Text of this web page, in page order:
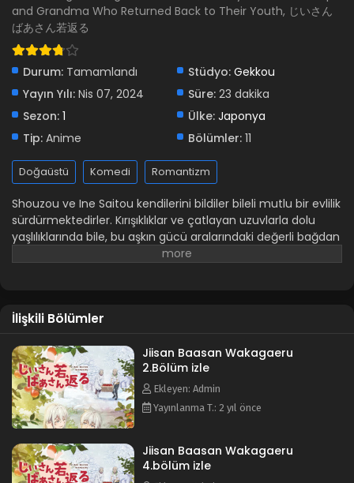
and Grandma Who Returned Back to Their Youth, じいさん
ばあさん若返る
Durum: Tamamlandı Stüdyo: Gekkou
Yayın Yılı: Nis 07, 2024 Süre: 23 dakika
Sezon: 1 Ülke: Japonya
Tip: Anime Bölümler: 11
Doğaüstü Komedi Romantizm
Shouzou ve Ine Saitou kendilerini bildiler bileli mutlu bir evlilik
sürdürmektedirler. Kırışıklıklar ve çatlayan uzuvlarla dolu
yaşlılıklarında bile, bu aşkın gücü aralarındaki değerli bağdan
anlaşılmaktadır. Ve sonra, rastgele bir gün, uyandıklarında
günlük yaşamlarını sürdürmelerini, aileleriyle vakit
okumalarını konu alıyor.
İlişkili Bölümler
Jiisan Baasan Wakagaeru
2.Bölüm izle
Ekleyen: Admin
Yayınlanma T.: 2 yıl önce
Jiisan Baasan Wakagaeru
4.bölüm izle